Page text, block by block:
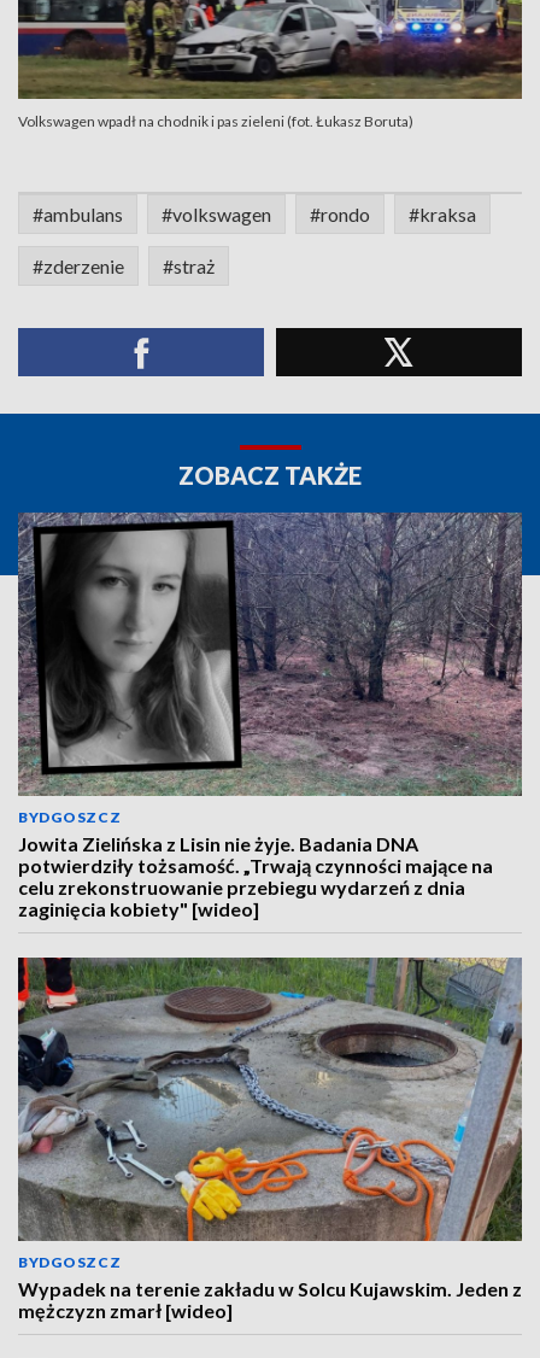
Volkswagen wpadł na chodnik i pas zieleni (fot. Łukasz Boruta)
#ambulans #volkswagen #rondo #kraksa
#zderzenie #straż
ZOBACZ TAKŻE
BYDGOSZCZ
Jowita Zielińska z Lisin nie żyje. Badania DNA
potwierdziły tożsamość. „Trwają czynności mające na
celu zrekonstruowanie przebiegu wydarzeń z dnia
zaginięcia kobiety" [wideo]
BYDGOSZCZ
Wypadek na terenie zakładu w Solcu Kujawskim. Jeden z
mężczyzn zmarł [wideo]